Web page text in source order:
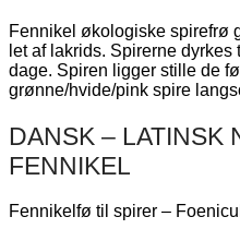
Fennikel økologiske spirefrø
let af lakrids. Spirerne
dage. Spiren ligger stille de
grønne/hvide/pink spire
DANSK – LATINSK
FENNIKEL
Fennikelfø til spirer –